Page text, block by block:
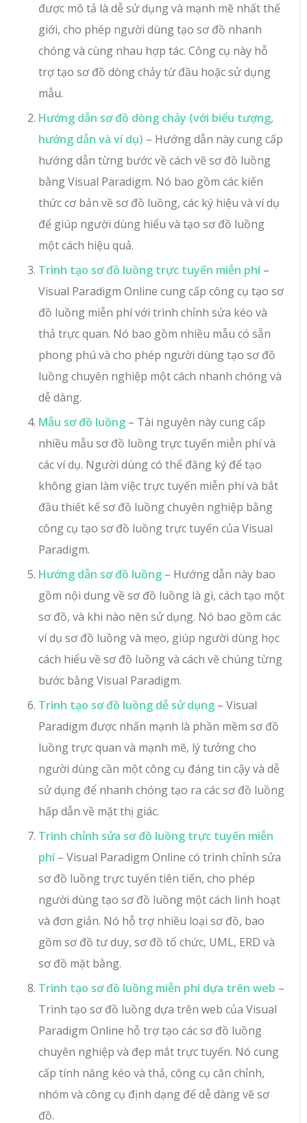
được mô tả là dễ sử dụng và mạnh mẽ nhất thế
giới, cho phép người dùng tạo sơ đồ nhanh
chóng và cùng nhau hợp tác. Công cụ này hỗ
trợ tạo sơ đồ dòng chảy từ đầu hoặc sử dụng
mẫu.
Hướng dẫn sơ đồ dòng chảy (với biểu tượng,
hướng dẫn và ví dụ) – Hướng dẫn này cung cấp
hướng dẫn từng bước về cách vẽ sơ đồ luồng
bằng Visual Paradigm. Nó bao gồm các kiến
thức cơ bản về sơ đồ luồng, các ký hiệu và ví dụ
để giúp người dùng hiểu và tạo sơ đồ luồng
một cách hiệu quả.
Trình tạo sơ đồ luồng trực tuyến miễn phí–
Visual Paradigm Online cung cấp công cụ tạo sơ
đồ luồng miễn phí với trình chỉnh sửa kéo và
thả trực quan. Nó bao gồm nhiều mẫu có sẵn
phong phú và cho phép người dùng tạo sơ đồ
luồng chuyên nghiệp một cách nhanh chóng và
dễ dàng.
Mẫu sơ đồ luồng – Tài nguyên này cung cấp
nhiều mẫu sơ đồ luồng trực tuyến miễn phí và
các ví dụ. Người dùng có thể đăng ký để tạo
không gian làm việc trực tuyến miễn phí và bắt
đầu thiết kế sơ đồ luồng chuyên nghiệp bằng
công cụ tạo sơ đồ luồng trực tuyến của Visual
Paradigm.
Hướng dẫn sơ đồ luồng – Hướng dẫn này bao
gồm nội dung về sơ đồ luồng là gì, cách tạo một
sơ đồ, và khi nào nên sử dụng. Nó bao gồm các
ví dụ sơ đồ luồng và mẹo, giúp người dùng học
cách hiểu về sơ đồ luồng và cách vẽ chúng từng
bước bằng Visual Paradigm.
Trình tạo sơ đồ luồng dễ sử dụng – Visual
Paradigm được nhấn mạnh là phần mềm sơ đồ
luồng trực quan và mạnh mẽ, lý tưởng cho
người dùng cần một công cụ đáng tin cậy và dễ
sử dụng để nhanh chóng tạo ra các sơ đồ luồng
hấp dẫn về mặt thị giác.
Trình chỉnh sửa sơ đồ luồng trực tuyến miễn
phí– Visual Paradigm Online có trình chỉnh sửa
sơ đồ luồng trực tuyến tiên tiến, cho phép
người dùng tạo sơ đồ luồng một cách linh hoạt
và đơn giản. Nó hỗ trợ nhiều loại sơ đồ, bao
gồm sơ đồ tư duy, sơ đồ tổ chức, UML, ERD và
sơ đồ mặt bằng.
Trình tạo sơ đồ luồng miễn phí dựa trên web –
Trình tạo sơ đồ luồng dựa trên web của Visual
Paradigm Online hỗ trợ tạo các sơ đồ luồng
chuyên nghiệp và đẹp mắt trực tuyến. Nó cung
cấp tính năng kéo và thả, công cụ căn chỉnh,
nhóm và công cụ định dạng để dễ dàng vẽ sơ
đồ.